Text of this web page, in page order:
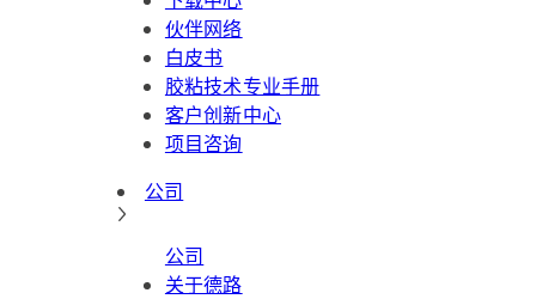
伙伴网络
白皮书
胶粘技术专业手册
客户创新中心
项目咨询
公司
公司
关于德路